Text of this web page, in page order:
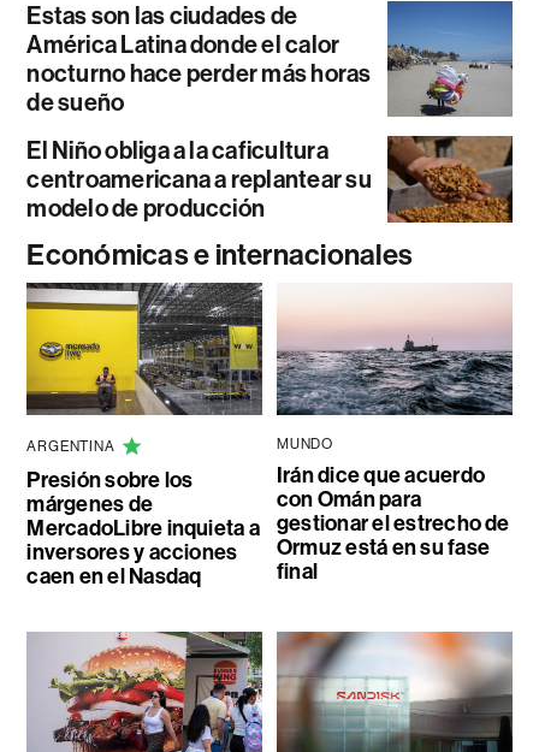
Estas son las ciudades de
América Latina donde el calor
nocturno hace perder más horas
de sueño
El Niño obliga a la caficultura
centroamericana a replantear su
modelo de producción
Económicas e internacionales
ARGENTINA
Presión sobre los
márgenes de
MercadoLibre inquieta a
inversores y acciones
caen en el Nasdaq
MUNDO
Irán dice que acuerdo
con Omán para
gestionar el estrecho de
Ormuz está en su fase
final